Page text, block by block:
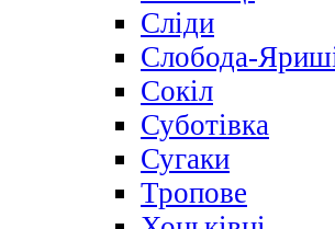
Сліди
Слобода-
Сокіл
Суботівка
Сугаки
Тропове